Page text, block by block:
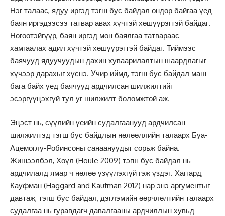
Нэг талаас, ядуу иргэд тэгш бус байдал өндөр байгаа үед
баян иргэдээсээ татвар авах хүчтэй хөшүүрэгтэй байдаг.
Нөгөөтэйгүүр, баян иргэд мөн баялгаа татвараас
хамгаалах адил хүчтэй хөшүүрэгтэй байдаг. Тиймээс
баячууд ядуучуудын дахин хуваарилалтын шаардлагыг
хүчээр дарахыг хүснэ. Учир иймд, тэгш бус байдал маш
бага байх үед баячууд ардчилсан шилжилтийг
эсэргүүцэхгүй тул уг шилжилт боломжтой аж.
Эцэст нь, сүүлийн үеийн судалгаанууд ардчилсан
шилжилтэд тэгш бус байдлын нөлөөллийн талаарх Буа-
Ацемоглу-Робинсоны санаануудыг сорьж байна.
Жишээлбэл, Хоүл (Houle 2009) тэгш бус байдал нь
ардчилалд ямар ч нөлөө үзүүлэхгүй гэж үздэг. Хаггард,
Кауфман (Haggard and Kaufman 2012) нар энэ аргументыг
давтаж, тэгш бус байдал, дэглэмийн өөрчлөлтийн талаарх
судалгаа нь гуравдагч давалгааны ардчиллын хувьд